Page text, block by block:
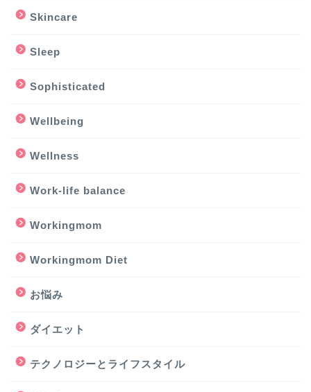
Skincare
Sleep
Sophisticated
Wellbeing
Wellness
Work-life balance
Workingmom
Workingmom Diet
お悩み
ダイエット
テクノロジーとライフスタイル